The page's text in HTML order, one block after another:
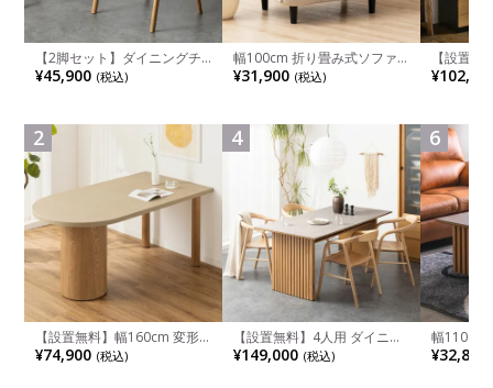
【2脚セット】ダイニングチ
ェア 木製 LUGA 肘付き チェ
ア 天然木 リビング椅子 板座
ュラル ブラウン 完成品
¥45,900 (税込)
2
【設置無料】幅160cm 変形
半円 ダイニングテーブル モ
ルタル風 LENAS コンクリー
¥74,900 (税込)
幅100cm 折り畳み式ソファ
ベッド コンパクト リクライ
ニング カウチスタイル 省ス
¥31,900 (税込)
4
【設置無料】4人用 ダイニン
グテーブルセット 5点 LUGA
セラミックテーブル おしゃれ
¥149,000 (税込)
【設置
チンカウ
板 引き出
れ ウッデ
ル グレー
6
幅110cm
木目調 リ
付き 長方
¥32,800